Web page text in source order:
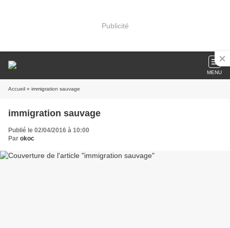
Publicité
MENU
Accueil » immigration sauvage
immigration sauvage
Publié le 02/04/2016 à 10:00
Par okoc